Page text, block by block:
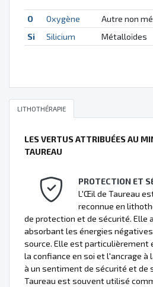
O Oxygène Autre non
Si
Silicium Métalloïdes
LITHOTHÉRAPIE
LES VERTUS ATTRIBUÉES AU
TAUREAU
PROTECTION ET
L'Œil de Taureau
reconnue en
de protection et de sécurité. Elle
absorbant les énergies
source. Elle est particulièrement
la confiance en soi et l'ancrage à
à un sentiment de sécurité et de
Taureau est souvent utilisé